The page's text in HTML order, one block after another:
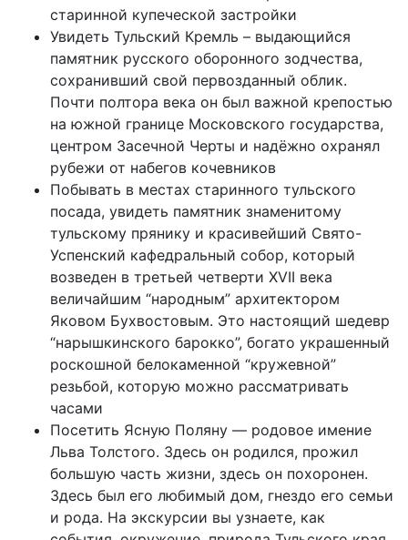
старинной купеческой застройки
Увидеть Тульский Кремль – выдающийся
памятник русского оборонного зодчества,
сохранивший свой первозданный облик.
Почти полтора века он был важной крепостью
на южной границе Московского государства,
центром Засечной Черты и надёжно охранял
рубежи от набегов кочевников
Побывать в местах старинного тульского
посада, увидеть памятник знаменитому
тульскому прянику и красивейший Свято-
Успенский кафедральный собор, который
возведен в третьей четверти XVII века
величайшим “народным” архитектором
Яковом Бухвостовым. Это настоящий шедевр
“нарышкинского барокко”, богато украшенный
роскошной белокаменной “кружевной”
резьбой, которую можно рассматривать
часами
Посетить Ясную Поляну — родовое имение
Льва Толстого. Здесь он родился, прожил
большую часть жизни, здесь он похоронен.
Здесь был его любимый дом, гнездо его семьи
и рода. На экскурсии вы узнаете, как